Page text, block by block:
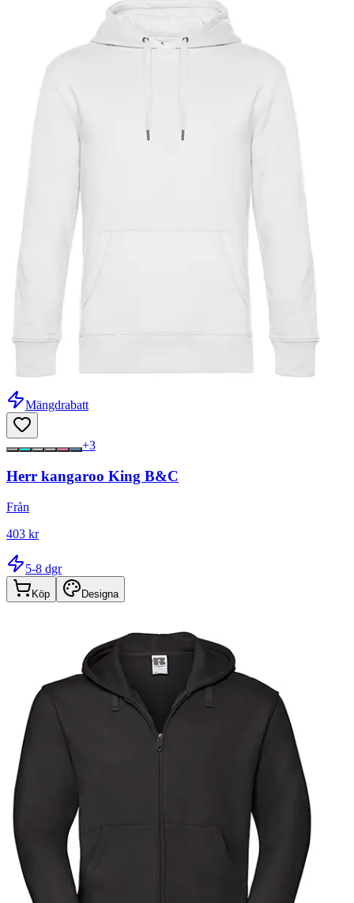
Mängdrabatt
+3
Herr kangaroo King B&C
Från
403 kr
5-8 dgr
Köp Designa